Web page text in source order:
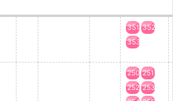
351 352
353
250 251
252 253